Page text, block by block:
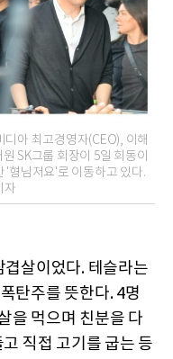
아 최고경영자(CEO), 이해
SK그룹 회장이 5일 회동이
'형님저요'로 이동하고 있다.
자
살이었다. 테슬라는
탄주를 뜻한다. 4명
을 먹으며 친분을 다
직접 고기를 굽는 등